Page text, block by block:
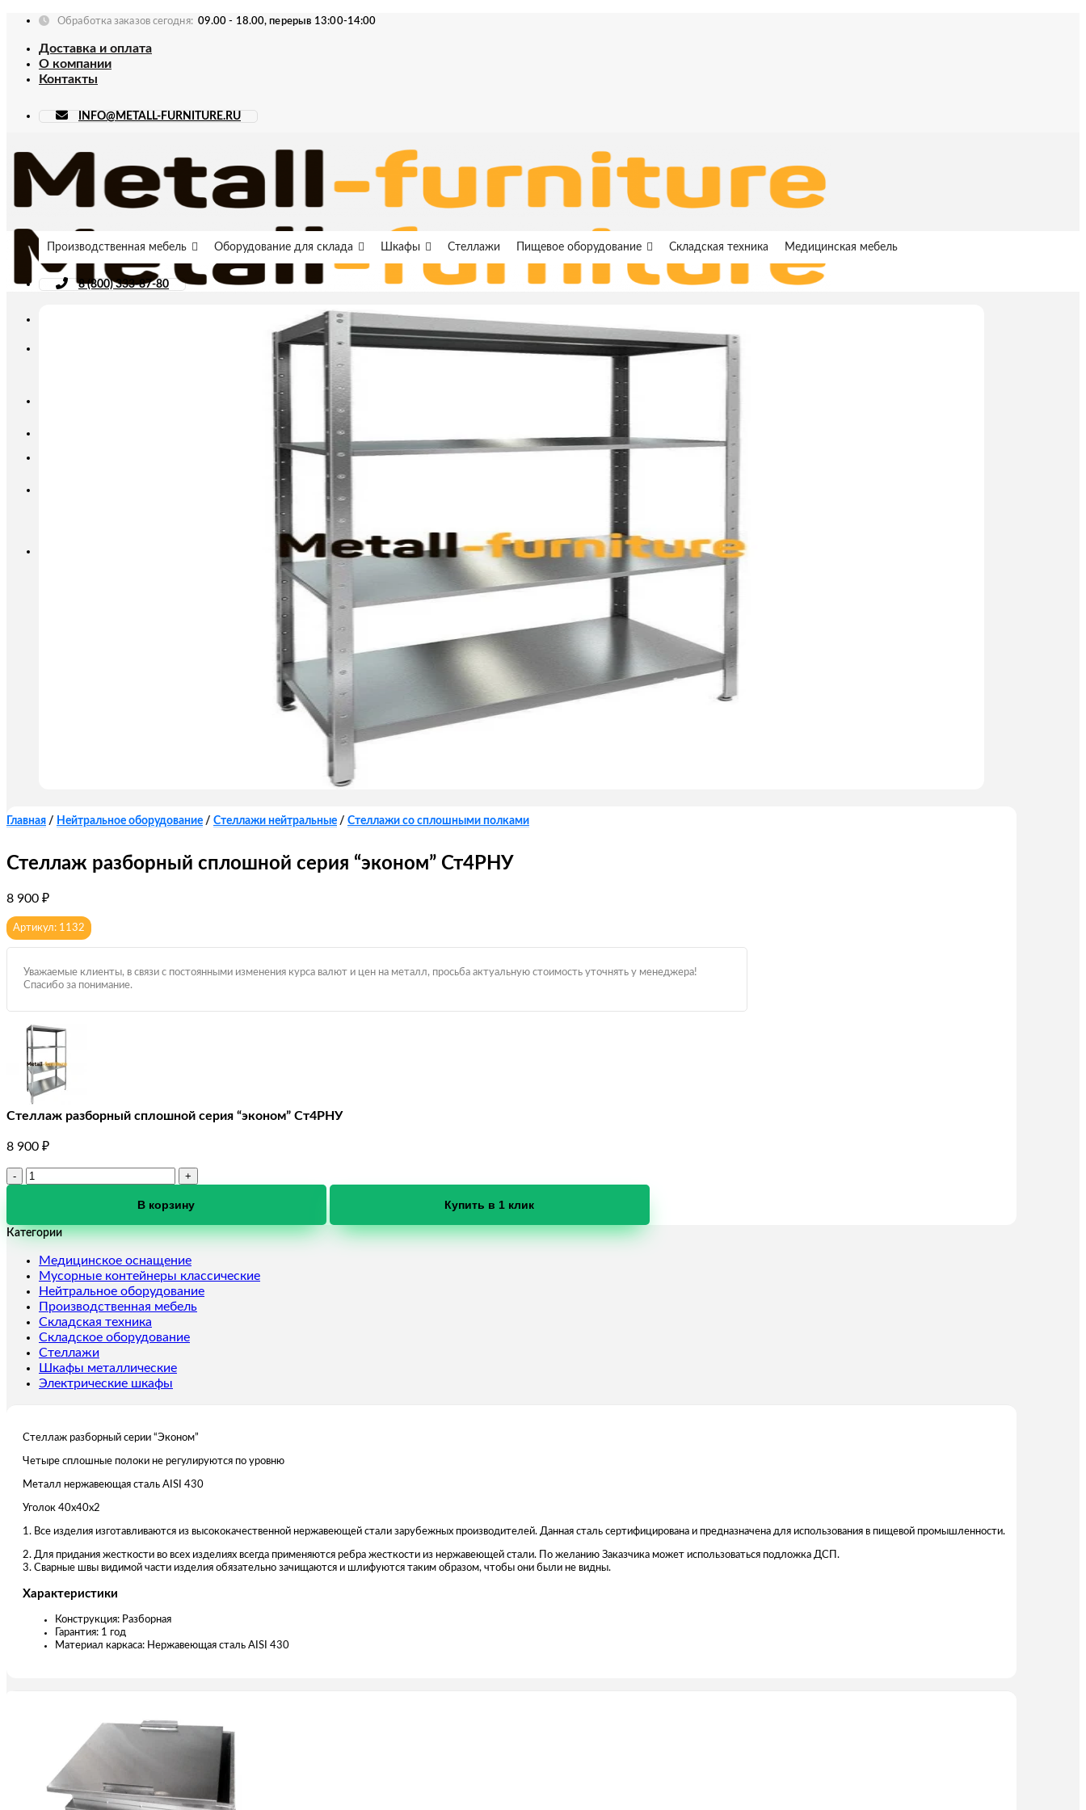
Skip
content
Обработка заказов сегодня: 09.00 - 18.00, перерыв 13:00-14:00
Доставка и оплата
О компании
Контакты
INFO@METALL-FURNITURE.RU
Производственная мебель Оборудование для склада Шкафы Стеллажи Пищевое оборудование Складская техника Медицинская мебель
8 (800) 333-87-80
Главная / Нейтральное оборудование / Стеллажи нейтральные / Стеллажи со сплошными полками
Стеллаж разборный сплошной серия “эконом” Ст4РНУ
8 900 ₽
Артикул: 1132
Уважаемые клиенты, в связи с постоянными изменения курса валют и цен на металл, просьба актуальную стоимость уточнять у менеджера!
Спасибо за понимание.
Стеллаж разборный сплошной серия “эконом” Ст4РНУ
8 900 ₽
Количество
сплошной
"эконом"
Ст4РНУ
В корзину Купить в 1 клик
Категории
Медицинское оснащение
Мусорные контейнеры классические
Нейтральное оборудование
Производственная мебель
Складская техника
Складское оборудование
Стеллажи
Шкафы металлические
Электрические шкафы
Стеллаж разборный серии “Эконом”
Четыре сплошные полоки не регулируются по уровню
Металл нержавеющая сталь AISI 430
Уголок 40х40х2
1. Все изделия изготавливаются из высококачественной нержавеющей стали зарубежных производителей. Данная сталь сертифицирована и предназначена для использования в пищевой промышленности.
2. Для придания жесткости во всех изделиях всегда применяются ребра жесткости из нержавеющей стали. По желанию Заказчика может использоваться подложка ДСП.
3. Сварные швы видимой части изделия обязательно зачищаются и шлифуются таким образом, чтобы они были не видны.
Характеристики
Конструкция: Разборная
Гарантия: 1 год
Материал каркаса: Нержавеющая сталь AISI 430